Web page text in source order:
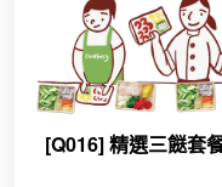
[Q016] 精選三餸套